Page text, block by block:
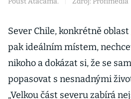
Sever Chile, konkrétně oblast
pak ideálním místem,
nikoho a dokázat si, že se
popasovat s nesnadnými
„Velkou část severu zabírá